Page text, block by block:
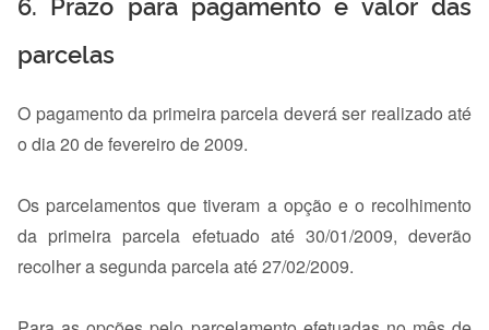
parcelas
O pagamento da primeira parcela deverá ser realizado até
o dia 20 de fevereiro de 2009.
Os parcelamentos que tiveram a opção e o recolhimento
da primeira parcela efetuado até 30/01/2009, deverão
recolher a segunda parcela até 27/02/2009.